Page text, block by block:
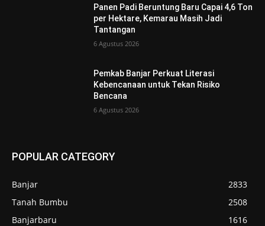
Panen Padi Beruntung Baru Capai 4,6 Ton
per Hektare, Kemarau Masih Jadi
Tantangan
6 Agustus 2026
Pemkab Banjar Perkuat Literasi
Kebencanaan untuk Tekan Risiko
Bencana
6 Agustus 2026
POPULAR CATEGORY
Banjar
2833
Tanah Bumbu
2508
Banjarbaru
1616